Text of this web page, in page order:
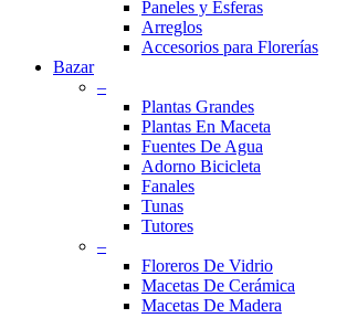
Paneles y Esferas
Arreglos
Accesorios para Florerías
Bazar
–
Plantas Grandes
Plantas En Maceta
Fuentes De Agua
Adorno Bicicleta
Fanales
Tunas
Tutores
–
Floreros De Vidrio
Macetas De Cerámica
Macetas De Madera